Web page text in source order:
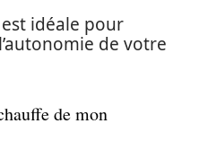
idéale pour
de votre
de mon